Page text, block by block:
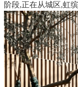
阶段,正在从城区,虹